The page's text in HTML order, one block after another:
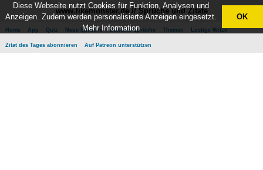
www.likemonster.de // Sprüche und Zitate
Home App Quiz Neue Sprüche Beliebte Sprüche Themen Lustige Witze
Zitat des Tages abonnieren Auf Patreon unterstützen
Diese Webseite nutzt Cookies für Funktion, Analysen und
Anzeigen. Zudem werden personalisierte Anzeigen eingesetzt.
Mehr Information
OK